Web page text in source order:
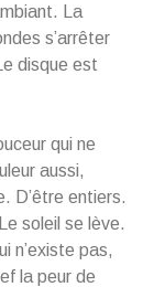
La
s’arrêter
disque est
qui ne
aussi,
D’être entiers.
soleil se lève.
n’existe pas,
la peur de